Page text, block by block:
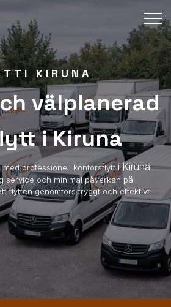
KIRUNA
välplanerad
i Kiruna
med professionell kontorsflytti Kiruna.
service och minimal påverkan på
flytten genomförs tryggt och effektivt.